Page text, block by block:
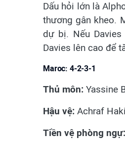
Dấu hỏi lớn là
thương gân kheo.
dự bị. Nếu
Davies lên cao để
Maroc: 4-2-3-1
Thủ môn: Yassine
Hậu vệ: Achraf
Tiền vệ phòng ngự: